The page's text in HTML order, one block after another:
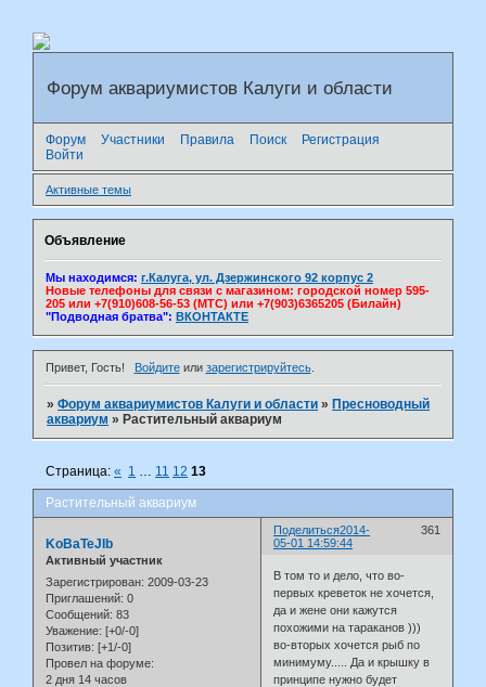
Форум аквариумистов Калуги и области
Форум Участники Правила Поиск
Регистрация
Войти
Активные темы
Объявление
Мы находимся: г.Калуга, ул. Дзержинского 92 корпус 2
Новые телефоны для связи с магазином: городской номер 595-
205 или +7(910)608-56-53 (МТС) или +7(903)6365205 (Билайн)
"Подводная братва": ВКОНТАКТЕ
Привет, Гость! Войдитеили зарегистрируйтесь.
»Форум аквариумистов Калуги и области » Пресноводный
аквариум » Растительный аквариум
Растительный аквариум
Страница:« 1 … 11 12 13
Поделиться 361
2014-
05-01 14:59:44
KoBaTeJIb
Активный участник
Зарегистрирован: 2009-03-23
Приглашений: 0
Сообщений: 83
Уважение: [+0/-0]
Позитив: [+1/-0]
Провел на форуме:
2 дня 14 часов
В том то и дело, что во-
первых креветок не хочется,
да и жене они кажутся
похожими на тараканов )))
во-вторых хочется рыб по
минимуму..... Да и крышку в
принципе нужно будет